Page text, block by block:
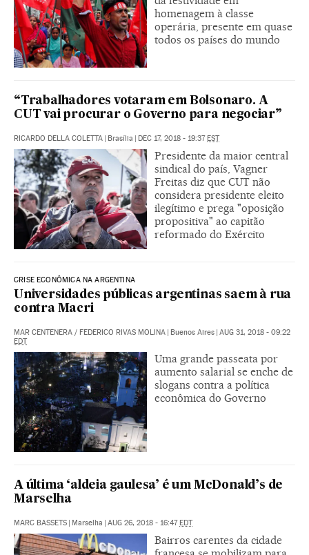
homenagem à classe
operária, presente em quase
todos os países do mundo
“Trabalhadores votaram em Bolsonaro. A
CUT vai procurar o Governo para negociar”
RICARDO DELLA COLETTA | Brasília | DEC 17, 2018 - 19:37EST
Presidente da maior central
sindical do país, Vagner
Freitas diz que CUT não
considera presidente eleito
ilegítimo e prega "oposição
propositiva" ao capitão
reformado do Exército
CRISE ECONÔMICA NA ARGENTINA
Universidades públicas argentinas saem à rua
contra Macri
MAR CENTENERA / FEDERICO RIVAS MOLINA | Buenos Aires | AUG 31, 2018 - 09:22
EDT
Uma grande passeata por
aumento salarial se enche de
slogans contra a política
econômica do Governo
A última ‘aldeia gaulesa’ é um McDonald’s de
Marselha
MARC BASSETS | Marselha | AUG 26, 2018 - 16:47EDT
Bairros carentes da cidade